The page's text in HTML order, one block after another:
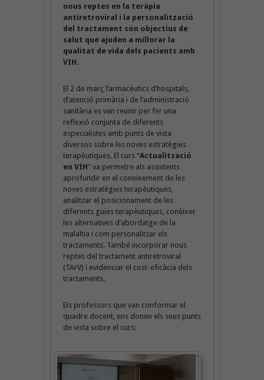
nous reptes en la teràpia
antiretroviral i la personalització
del tractament són objectius de
salut que ajuden a millorar la
qualitat de vida dels pacients amb
VIH.
El 2 de març farmacèutics d’hospitals,
d’atenció primària i de l’administració
sanitària es van reunir per fer una
reflexió conjunta de diferents
especialistes amb punts de vista
diversos sobre les noves estratègies
terapèutiques. El curs “Actualització
en VIH” va permetre als assistents
aprofundir en el coneixement de les
noves estratègies terapèutiques,
analitzar el posicionament de les
diferents guies terapèutiques, conèixer
les alternatives d’abordatge de la
malaltia i com personalitzar els
tractaments. També incorporar nous
reptes del tractament antiretroviral
(TArV) i evidenciar el cost-eficàcia dels
tractaments.
Els professors que van conformar el
quadre docent, ens donen els seus punts
de vista sobre el curs: